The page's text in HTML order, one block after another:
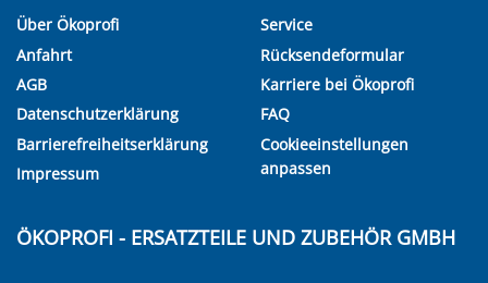
Über Ökoprofi
Anfahrt
AGB
Datenschutzerklärung
Barrierefreiheitserklärung
Impressum
Service
Rücksendeformular
Karriere bei Ökoprofi
FAQ
Cookieeinstellungen
anpassen
ÖKOPROFI - ERSATZTEILE UND ZUBEHÖR GMBH